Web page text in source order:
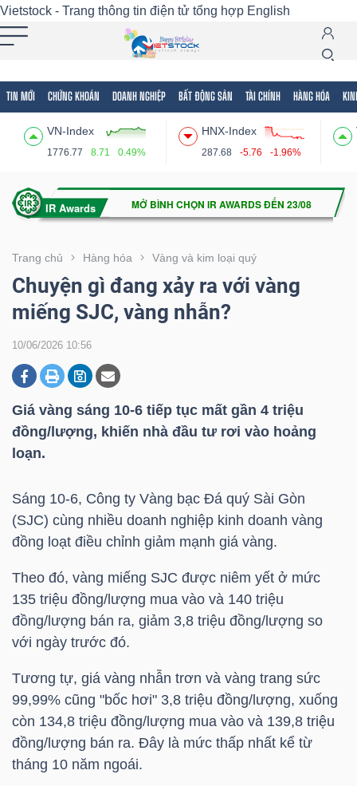
Vietstock - Trang thông tin điện tử tổng hợp English
TIN MỚI CHỨNG KHOÁN DOANH NGHIỆP BẤT ĐỘNG SẢN TÀI CHÍNH HÀNG HÓA
VN-Index
1776.77 8.71 0.49%
HNX-Index
287.68 -5.76 -1.96%
Trang chủ Hàng hóa Vàng và kim loại quý
Chuyện gì đang xảy ra với vàng
miếng SJC, vàng nhẫn?
10/06/2026 10:56
Giá vàng sáng 10-6 tiếp tục mất gần 4 triệu
đồng/lượng, khiến nhà đầu tư rơi vào hoảng
loạn.
Sáng 10-6, Công ty Vàng bạc Đá quý Sài Gòn
(SJC) cùng nhiều doanh nghiệp kinh doanh vàng
đồng loạt điều chỉnh giảm mạnh giá vàng.
Theo đó, vàng miếng SJC được niêm yết ở mức
135 triệu đồng/lượng mua vào và 140 triệu
đồng/lượng bán ra, giảm 3,8 triệu đồng/lượng so
với ngày trước đó.
Tương tự, giá vàng nhẫn trơn và vàng trang sức
99,99% cũng "bốc hơi" 3,8 triệu đồng/lượng, xuống
còn 134,8 triệu đồng/lượng mua vào và 139,8 triệu
đồng/lượng bán ra. Đây là mức thấp nhất kể từ
tháng 10 năm ngoái.
Tất cả Tính năng Ngành Mã chứng khoán
Tính
(-)
VIETSTOCK
CHỨNG
DOANH
NGHIỆP
BẤT
ĐỘNG
SẢN
TÀI
CHÍNH
HÀNG
HÓA